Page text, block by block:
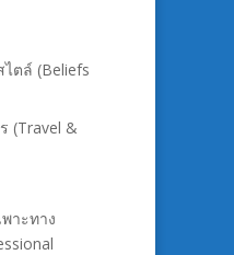
ตล์ (Beliefs
(Travel &
าะทาง